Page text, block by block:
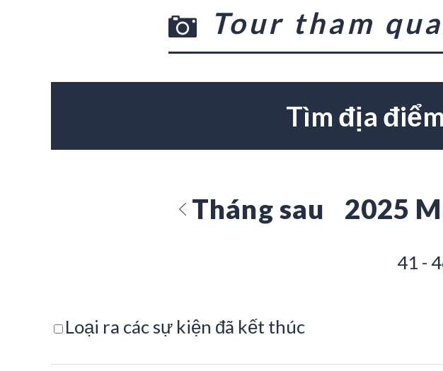
Tour tham
Tìm địa
Tháng sau 2025
41 -
Loại ra các sự kiện đã kết thúc